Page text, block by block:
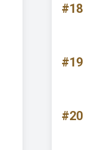
#18
#19
#20